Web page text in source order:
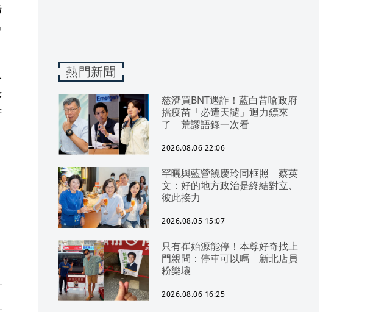
熱門新聞
慈濟買BNT遇詐！藍白昔嗆政府
擋疫苗「必遭天譴」迴力鏢來
了 荒謬語錄一次看
2026.08.06 22:06
罕曬與藍營饒慶玲同框照 蔡英
文：好的地方政治是終結對立、
彼此接力
2026.08.05 15:07
只有崔始源能停！本尊好奇找上
門親問：停車可以嗎 新北店員
粉樂壞
2026.08.06 16:25